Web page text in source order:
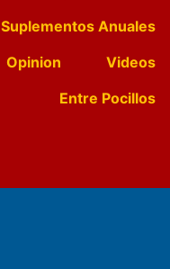
Suplementos Anuales
Opinion
Videos
Entre Pocillos